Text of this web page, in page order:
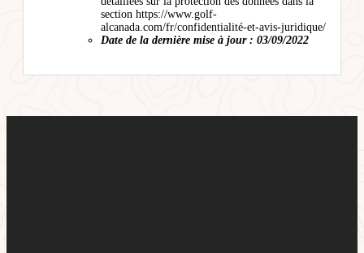
section https://www.golf-
alcanada.com/fr/confidentialité-et-avis-juridique/
Date de la dernière mise à jour : 03/09/2022